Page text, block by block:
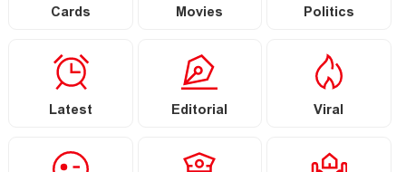
Cards Movies Politics
Latest Editorial Viral